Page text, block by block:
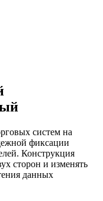
систем на
фиксации
Конструкция
сторон и изменять
данных